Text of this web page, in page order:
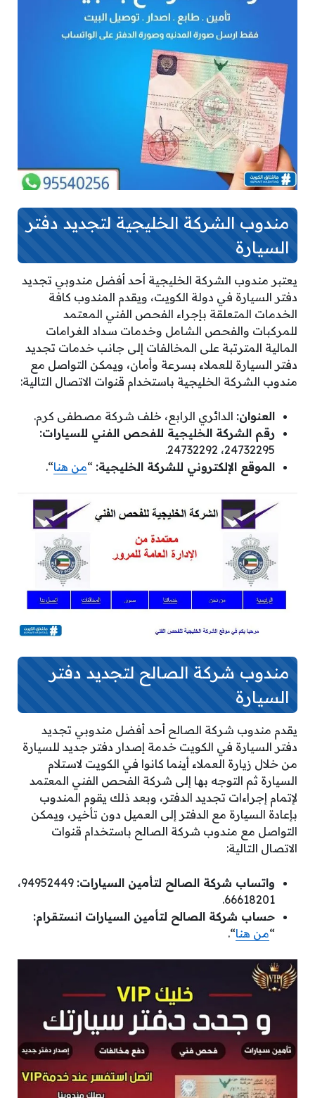
مندوب الشركة الخليجية لتجديد دفتر
السيارة
يعتبر مندوب الشركة الخليجية أحد أفضل مندوبي تجديد
دفتر السيارة في دولة الكويت، ويقدم المندوب كافة
الخدمات المتعلقة بإجراء الفحص الفني المعتمد
للمركبات والفحص الشامل وخدمات سداد الغرامات
المالية المترتبة على المخالفات إلى جانب خدمات تجديد
دفتر السيارة للعملاء بسرعة وأمان، ويمكن التواصل مع
مندوب الشركة الخليجية باستخدام قنوات الاتصال التالية:
العنوان: الدائري الرابع، خلف شركة مصطفى كرم.
رقم الشركة الخليجية للفحص الفني للسيارات:
24732295، 24732292.
الموقع الإلكتروني للشركة الخليجية: “من هنا“.
مندوب شركة الصالح لتجديد دفتر
السيارة
يقدم مندوب شركة الصالح أحد أفضل مندوبي تجديد
دفتر السيارة في الكويت خدمة إصدار دفتر جديد للسيارة
من خلال زيارة العملاء أينما كانوا في الكويت لاستلام
السيارة ثم التوجه بها إلى شركة الفحص الفني المعتمد
لإتمام إجراءات تجديد الدفتر، وبعد ذلك يقوم المندوب
بإعادة السيارة مع الدفتر إلى العميل دون تأخير، ويمكن
التواصل مع مندوب شركة الصالح باستخدام قنوات
الاتصال التالية:
واتساب شركة الصالح لتأمين السيارات:
94952449،
66618201.
حساب شركة الصالح لتأمين السيارات انستقرام:
“من هنا“.